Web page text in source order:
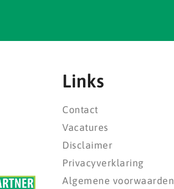
Links
Contact
Vacatures
Disclaimer
Privacyverklaring
Algemene voorwaarden